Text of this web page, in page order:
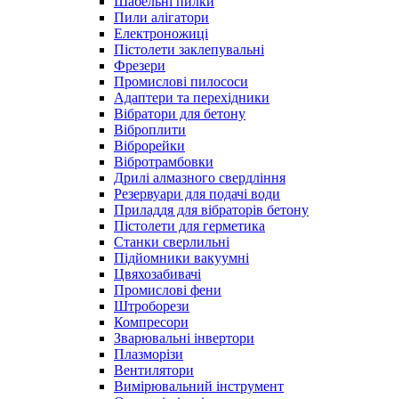
Пили алігатори
Електроножиці
Пістолети заклепувальні
Фрезери
Промислові пилососи
Адаптери та перехідники
Вібратори для бетону
Віброплити
Віброрейки
Вібротрамбовки
Дрилі алмазного свердління
Резервуари для подачі води
Приладдя для вібраторів бетону
Пістолети для герметика
Станки сверлильні
Підйомники вакуумні
Цвяхозабивачі
Промислові фени
Штроборези
Компресори
Зварювальні інвертори
Плазморізи
Вентилятори
Вимірювальний інструмент